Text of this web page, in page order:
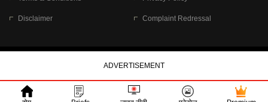
Disclaimer Complaint Redressal